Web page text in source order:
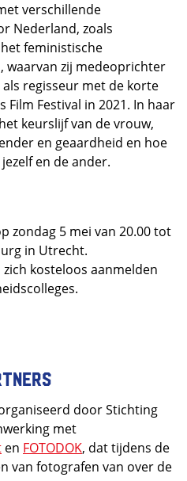
verschillende
Nederland, zoals
feministische
waarvan zij medeoprichter
regisseur met de korte
Festival in 2021. In haar
keurslijf van de vrouw,
en geaardheid en hoe
en de ander.
zondag 5 mei van 20.00 tot
in Utrecht.
kosteloos aanmelden
door Stichting
met
en FOTODOK, dat tijdens de
van fotografen van over de